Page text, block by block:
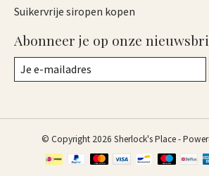
Suikervrije siropen kopen
Abonneer je op onze
© Copyright 2026 Sherlock's Place -